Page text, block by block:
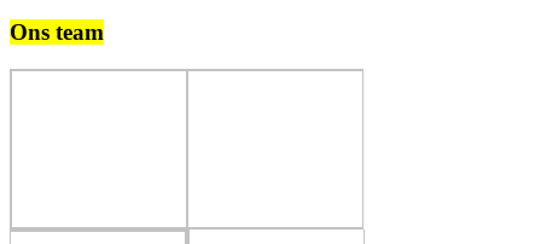
Ons team